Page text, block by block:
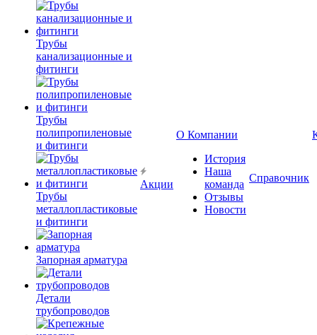
Трубы
канализационные и
фитинги
Трубы
полипропиленовые
и фитинги
Трубы
металлопластиковые
и фитинги
Запорная арматура
Детали
трубопроводов
Акции
О Компании
История
Наша
команда
Отзывы
Новости
Справочник